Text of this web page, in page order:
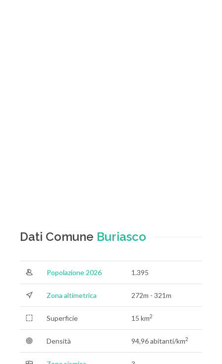
Dati Comune Buriasco
Popolazione 2026 1.395
Zona altimetrica 272m - 321m
Superficie 15 km2
Densità 94,96 abitanti/km2